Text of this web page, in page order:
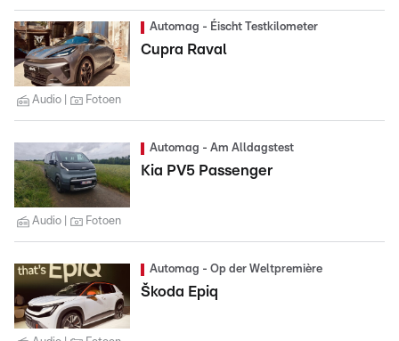
Automag - Éischt Testkilometer
Cupra Raval
Audio Fotoen
Automag - Am Alldagstest
Kia PV5 Passenger
Audio Fotoen
Automag - Op der Weltpremière
Škoda Epiq